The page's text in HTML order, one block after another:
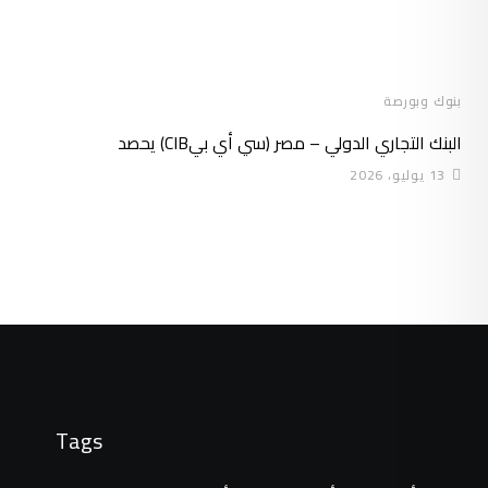
بنوك وبورصة
البنك التجاري الدولي – مصر (سي أي بيCIB) يحصد
13 يوليو، 2026
Tags